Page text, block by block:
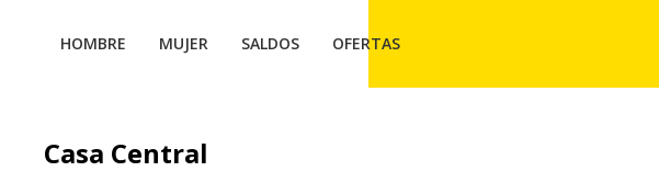
HOMBRE MUJER SALDOS OFERTAS
Casa Central